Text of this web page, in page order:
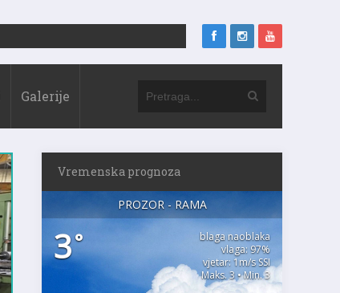
Galerije
Vremenska prognoza
PROZOR - RAMA
3°
blaga naoblaka
vlaga: 97%
vjetar: 1m/s SSI
Maks. 3 • Min. 3